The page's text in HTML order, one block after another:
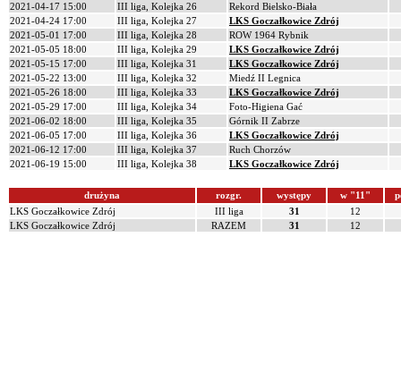
2021-04-17 15:00
III liga, Kolejka 26
Rekord Bielsko-Biała
2021-04-24 17:00
III liga, Kolejka 27
LKS Goczałkowice Zdrój
2021-05-01 17:00
III liga, Kolejka 28
ROW 1964 Rybnik
2021-05-05 18:00
III liga, Kolejka 29
LKS Goczałkowice Zdrój
2021-05-15 17:00
III liga, Kolejka 31
LKS Goczałkowice Zdrój
2021-05-22 13:00
III liga, Kolejka 32
Miedź II Legnica
2021-05-26 18:00
III liga, Kolejka 33
LKS Goczałkowice Zdrój
2021-05-29 17:00
III liga, Kolejka 34
Foto-Higiena Gać
2021-06-02 18:00
III liga, Kolejka 35
Górnik II Zabrze
2021-06-05 17:00
III liga, Kolejka 36
LKS Goczałkowice Zdrój
2021-06-12 17:00
III liga, Kolejka 37
Ruch Chorzów
2021-06-19 15:00
III liga, Kolejka 38 LKS Goczałkowice Zdrój
drużyna rozgr. występy w "11"
LKS Goczałkowice Zdrój
III liga 31
12
LKS Goczałkowice Zdrój
RAZEM 31 12